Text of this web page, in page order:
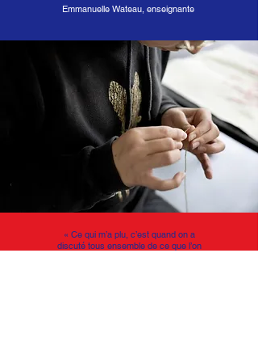
Emmanuelle Wateau, enseignante
« Ce qui m’a plu, c’est quand on a
discuté tous ensemble de ce que l’on